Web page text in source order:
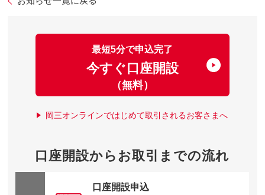
最短5分で申込完了
今すぐ口座開設
（無料）
岡三オンラインではじめて取引されるお客さまへ
口座開設からお取引までの流れ
口座開設申込